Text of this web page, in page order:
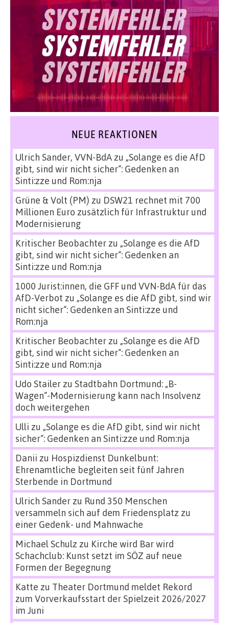
NEUE REAKTIONEN
Ulrich Sander, VVN-BdAzu „Solange es die AfD
gibt, sind wir nicht sicher“: Gedenken an
Sinti:zze und Rom:nja
Grüne & Volt (PM) zu DSW21 rechnet mit 700
Millionen Euro zusätzlich für Infrastruktur und
Modernisierung
Kritischer Beobachterzu „Solange es die AfD
gibt, sind wir nicht sicher“: Gedenken an
Sinti:zze und Rom:nja
1000 Jurist:innen, die GFF und VVN-BdA für das
AfD-Verbot zu „Solange es die AfD gibt, sind wir
nicht sicher“: Gedenken an Sinti:zze und
Rom:nja
Kritischer Beobachterzu „Solange es die AfD
gibt, sind wir nicht sicher“: Gedenken an
Sinti:zze und Rom:nja
Udo Stailerzu Stadtbahn Dortmund: „B-
Wagen“-Modernisierung kann nach Insolvenz
doch weitergehen
Ulli zu „Solange es die AfD gibt, sind wir nicht
sicher“: Gedenken an Sinti:zze und Rom:nja
Danii zu Hospizdienst Dunkelbunt:
Ehrenamtliche begleiten seit fünf Jahren
Sterbende in Dortmund
Ulrich Sanderzu Rund 350 Menschen
versammeln sich auf dem Friedensplatz zu
einer Gedenk- und Mahnwache
Michael Schulz zu Kirche wird Bar wird
Schachclub: Kunst setzt im SÖZ auf neue
Formen der Begegnung
Katte zu Theater Dortmund meldet Rekord
zum Vorverkaufsstart der Spielzeit 2026/2027
im Juni